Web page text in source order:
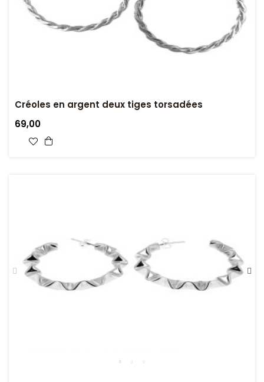
Créoles en argent deux tiges torsadées
69,00